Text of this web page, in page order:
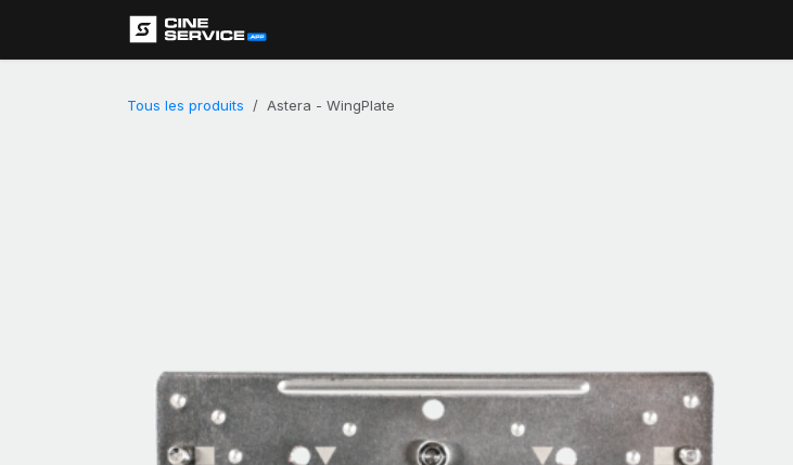
Tous les produits Astera - WingPlate